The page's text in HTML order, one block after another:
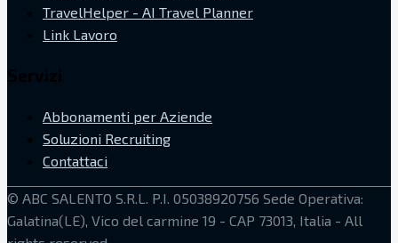
TravelHelper - AI Travel Planner
Link Lavoro
Abbonamenti per Aziende
Soluzioni Recruiting
Contattaci
© ABC SALENTO S.R.L. P.I. 05038920756 Sede Operativa:
Galatina(LE), Vico del carmine 19 - CAP 73013, Italia - All